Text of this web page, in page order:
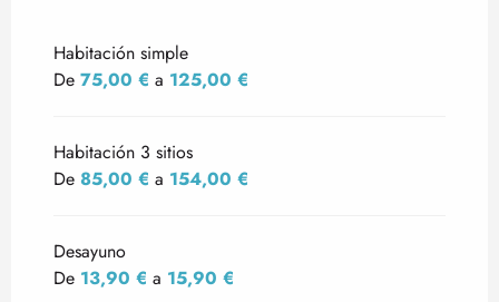
Habitación simple
De 75,00 € a 125,00 €
Habitación 3 sitios
De 85,00 € a 154,00 €
Desayuno
De 13,90 € a 15,90 €